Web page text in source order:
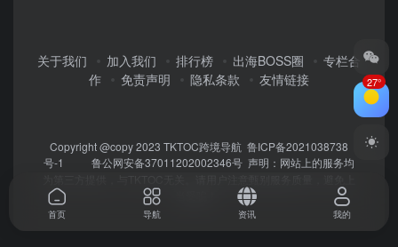
关于我们 加入我们 排行榜 出海BOSS圈
专栏合
作
免责声明 隐私条款 友情链接
Copyright @copy 2023 TKTOC跨境导航 鲁ICP备2021038738
号-1
鲁公网安备37011202002346号 声明：网站上的服务均
27°
首页 导航 资讯 我的